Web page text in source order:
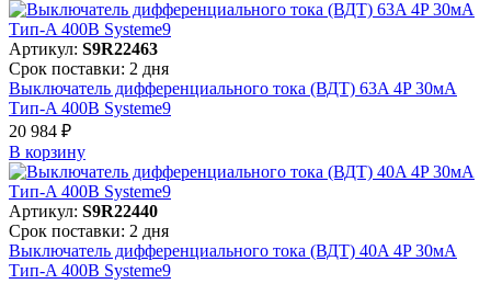
Артикул: S9R22463
Срок поставки: 2 дня
Выключатель дифференциального тока (ВДТ) 63A 4P 30мА
Тип-A 400В Systeme9
20 984 ₽
В корзинy
Артикул: S9R22440
Срок поставки: 2 дня
Выключатель дифференциального тока (ВДТ) 40A 4P 30мА
Тип-A 400В Systeme9